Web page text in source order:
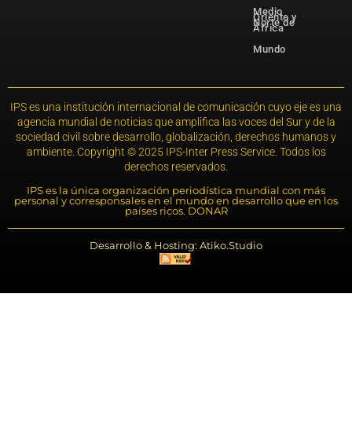
Medio
Oriente y
Norte de
África
Mundo
IPS es una institución internacional de comunicación cuyo eje es una
agencia mundial de noticias que amplifica las voces del Sur y de la
sociedad civil sobre desarrollo, globalización, derechos humanos y
ambiente. Copyright © 2025 IPS-Inter Press Service. Todos los
derechos reservados.
IPS es la única organización periodística mundial con más
personal y corresponsales en el mundo en desarrollo que en los
países ricos. DONAR
Desarrollo & Hosting: Atiko.Studio